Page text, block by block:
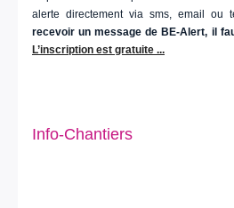
alerte directement via sms, email ou
recevoir un message de BE-Alert, il
L’inscription est gratuite ...
Info-Chantiers